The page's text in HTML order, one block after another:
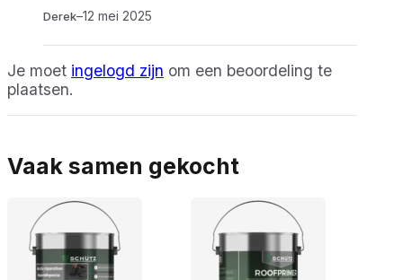
Derek–12 mei 2025
Je moet ingelogd zijn om een beoordeling te
plaatsen.
Vaak samen gekocht